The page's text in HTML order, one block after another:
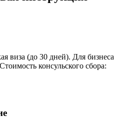
виза (до 30 дней). Для бизнеса
консульского сбора: